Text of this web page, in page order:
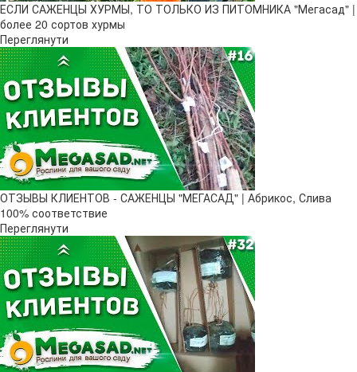
ЕСЛИ САЖЕНЦЫ ХУРМЫ, ТО ТОЛЬКО ИЗ ПИТОМНИКА "Мегасад" |
более 20 сортов хурмы
Переглянути
ОТЗЫВЫ КЛИЕНТОВ - САЖЕНЦЫ "МЕГАСАД" | Абрикос, Слива
100% соответствие
Переглянути